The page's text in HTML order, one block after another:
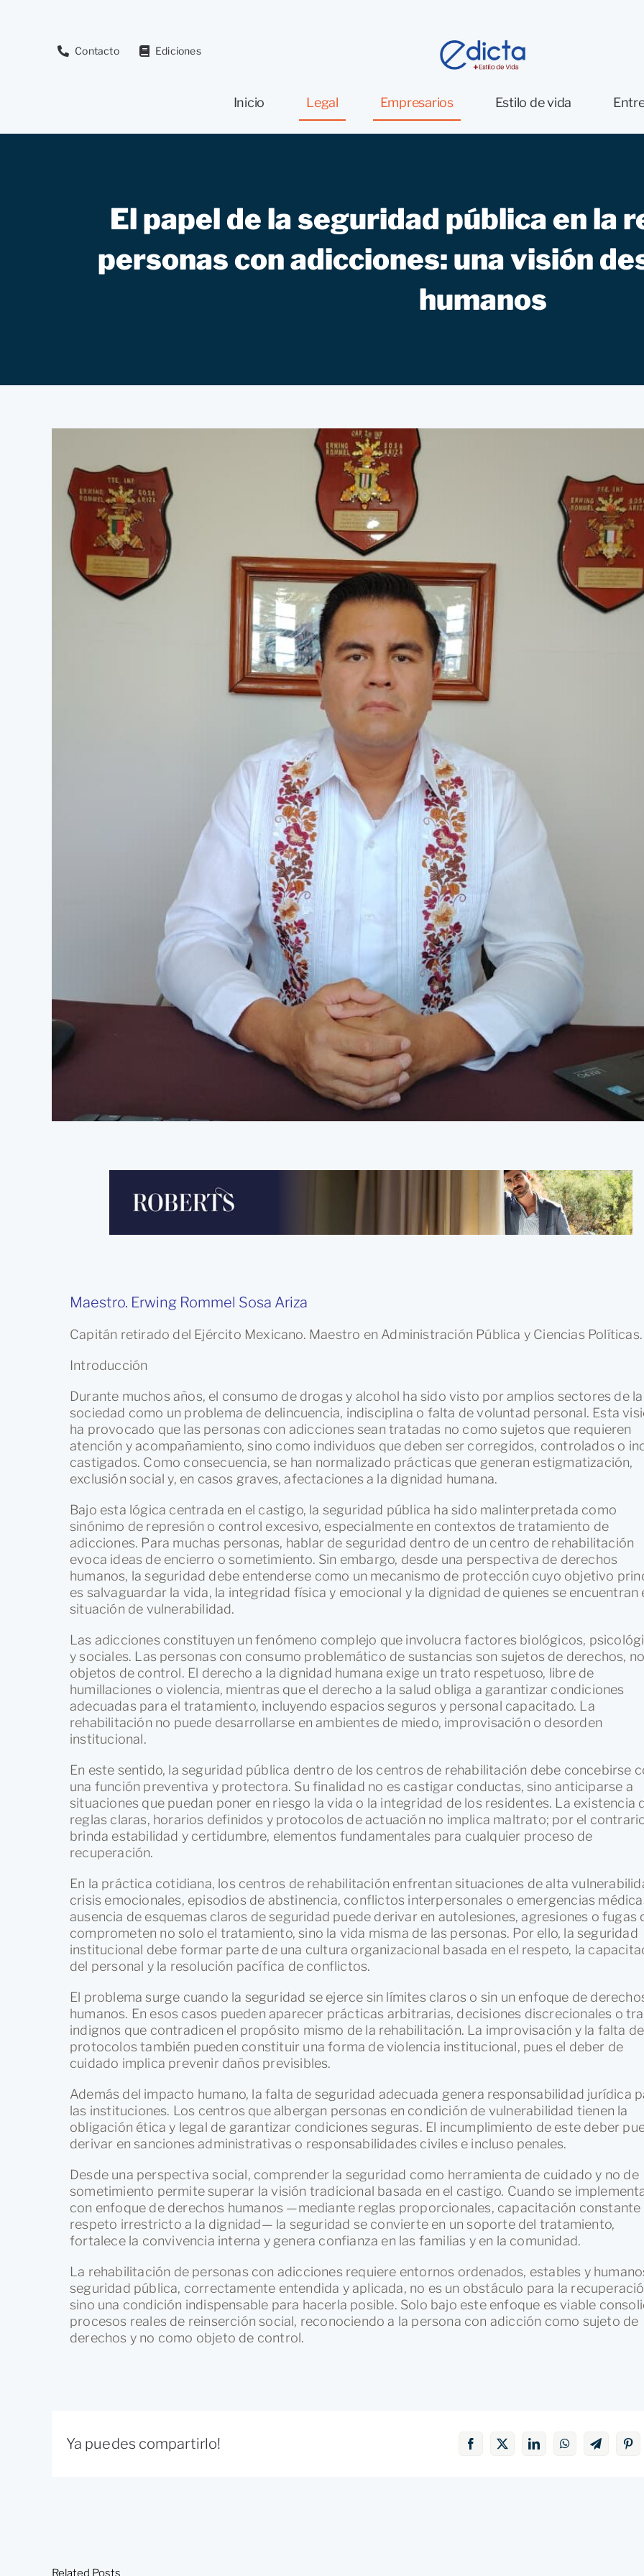
Contacto Ediciones
Inicio Legal Empresarios Estilo de vida
El papel de la seguridad pública en la
personas con adicciones: una visión
humanos
Maestro. Erwing Rommel Sosa Ariza
Capitán retirado del Ejército Mexicano. Maestro en Administración Pública y Ciencias Políticas.
Introducción
Durante muchos años, el consumo de drogas y alcohol ha sido visto por amplios sectores de la
sociedad como un problema de delincuencia, indisciplina o falta de voluntad personal. Esta
ha provocado que las personas con adicciones sean tratadas no como sujetos que requieren
atención y acompañamiento, sino como individuos que deben ser corregidos, controlados o
castigados. Como consecuencia, se han normalizado prácticas que generan estigmatización,
exclusión social y, en casos graves, afectaciones a la dignidad humana.
Bajo esta lógica centrada en el castigo, la seguridad pública ha sido malinterpretada como
sinónimo de represión o control excesivo, especialmente en contextos de tratamiento de
adicciones. Para muchas personas, hablar de seguridad dentro de un centro de rehabilitación
evoca ideas de encierro o sometimiento. Sin embargo, desde una perspectiva de derechos
humanos, la seguridad debe entenderse como un mecanismo de protección cuyo objetivo
es salvaguardar la vida, la integridad física y emocional y la dignidad de quienes se encuentran
situación de vulnerabilidad.
Las adicciones constituyen un fenómeno complejo que involucra factores biológicos,
y sociales. Las personas con consumo problemático de sustancias son sujetos de derechos, no
objetos de control. El derecho a la dignidad humana exige un trato respetuoso, libre de
humillaciones o violencia, mientras que el derecho a la salud obliga a garantizar condiciones
adecuadas para el tratamiento, incluyendo espacios seguros y personal capacitado. La
rehabilitación no puede desarrollarse en ambientes de miedo, improvisación o desorden
institucional.
En este sentido, la seguridad pública dentro de los centros de rehabilitación debe concebirse
una función preventiva y protectora. Su finalidad no es castigar conductas, sino anticiparse a
situaciones que puedan poner en riesgo la vida o la integridad de los residentes. La existencia
reglas claras, horarios definidos y protocolos de actuación no implica maltrato; por el
brinda estabilidad y certidumbre, elementos fundamentales para cualquier proceso de
recuperación.
En la práctica cotidiana, los centros de rehabilitación enfrentan situaciones de alta
crisis emocionales, episodios de abstinencia, conflictos interpersonales o emergencias
ausencia de esquemas claros de seguridad puede derivar en autolesiones, agresiones o fugas
comprometen no solo el tratamiento, sino la vida misma de las personas. Por ello, la seguridad
institucional debe formar parte de una cultura organizacional basada en el respeto, la
del personal y la resolución pacífica de conflictos.
El problema surge cuando la seguridad se ejerce sin límites claros o sin un enfoque de
humanos. En esos casos pueden aparecer prácticas arbitrarias, decisiones discrecionales o
indignos que contradicen el propósito mismo de la rehabilitación. La improvisación y la falta de
protocolos también pueden constituir una forma de violencia institucional, pues el deber de
cuidado implica prevenir daños previsibles.
Además del impacto humano, la falta de seguridad adecuada genera responsabilidad jurídica
las instituciones. Los centros que albergan personas en condición de vulnerabilidad tienen la
obligación ética y legal de garantizar condiciones seguras. El incumplimiento de este deber
derivar en sanciones administrativas o responsabilidades civiles e incluso penales.
Desde una perspectiva social, comprender la seguridad como herramienta de cuidado y no de
sometimiento permite superar la visión tradicional basada en el castigo. Cuando se
con enfoque de derechos humanos —mediante reglas proporcionales, capacitación constante
respeto irrestricto a la dignidad— la seguridad se convierte en un soporte del tratamiento,
fortalece la convivencia interna y genera confianza en las familias y en la comunidad.
La rehabilitación de personas con adicciones requiere entornos ordenados, estables y
seguridad pública, correctamente entendida y aplicada, no es un obstáculo para la
sino una condición indispensable para hacerla posible. Solo bajo este enfoque es viable
procesos reales de reinserción social, reconociendo a la persona con adicción como sujeto de
derechos y no como objeto de control.
Ya puedes compartirlo!
Related Posts